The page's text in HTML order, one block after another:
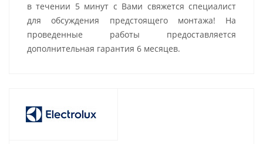
в течении 5 минут с Вами свяжется специалист
для обсуждения предстоящего монтажа! На
проведенные работы предоставляется
дополнительная гарантия 6 месяцев.